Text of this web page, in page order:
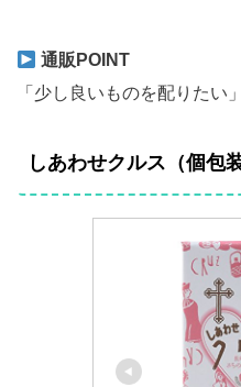
通販POINT
「少し良いものを配りたい
しあわせクルス（個包装